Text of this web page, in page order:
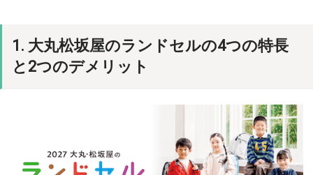
1. 大丸松坂屋のランドセルの4つの特長
と2つのデメリット